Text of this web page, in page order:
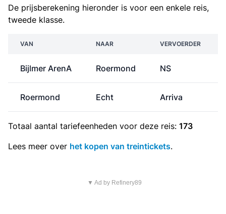
De prijsberekening hieronder is voor een enkele reis,
tweede klasse.
VAN NAAR VERVOERDER
Bijlmer ArenA Roermond NS
Roermond Echt Arriva
Totaal aantal tariefeenheden voor deze reis: 173
Lees meer over het kopen van treintickets.
▼ Ad by Refinery89